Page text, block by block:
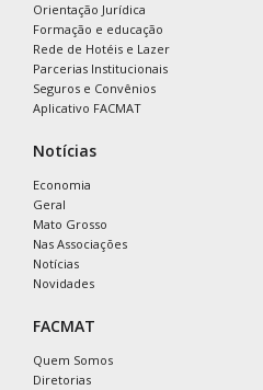
Orientação Jurídica
Formação e educação
Rede de Hotéis e Lazer
Parcerias Institucionais
Seguros e Convênios
Aplicativo FACMAT
Notícias
Economia
Geral
Mato Grosso
Nas Associações
Notícias
Novidades
FACMAT
Quem Somos
Diretorias